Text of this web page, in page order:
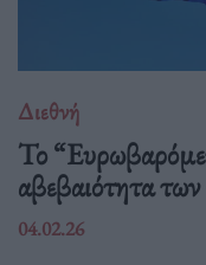
Διεθνή
Το
αβεβαιότητα
04.02.26